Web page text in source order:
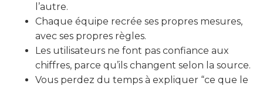
l’autre.
Chaque équipe recrée ses propres mesures,
avec ses propres règles.
Les utilisateurs ne font pas confiance aux
chiffres, parce qu’ils changent selon la source.
Vous perdez du temps à expliquer “ce que le